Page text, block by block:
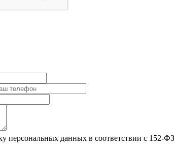
персональных данных в соответствии с 152-ФЗ